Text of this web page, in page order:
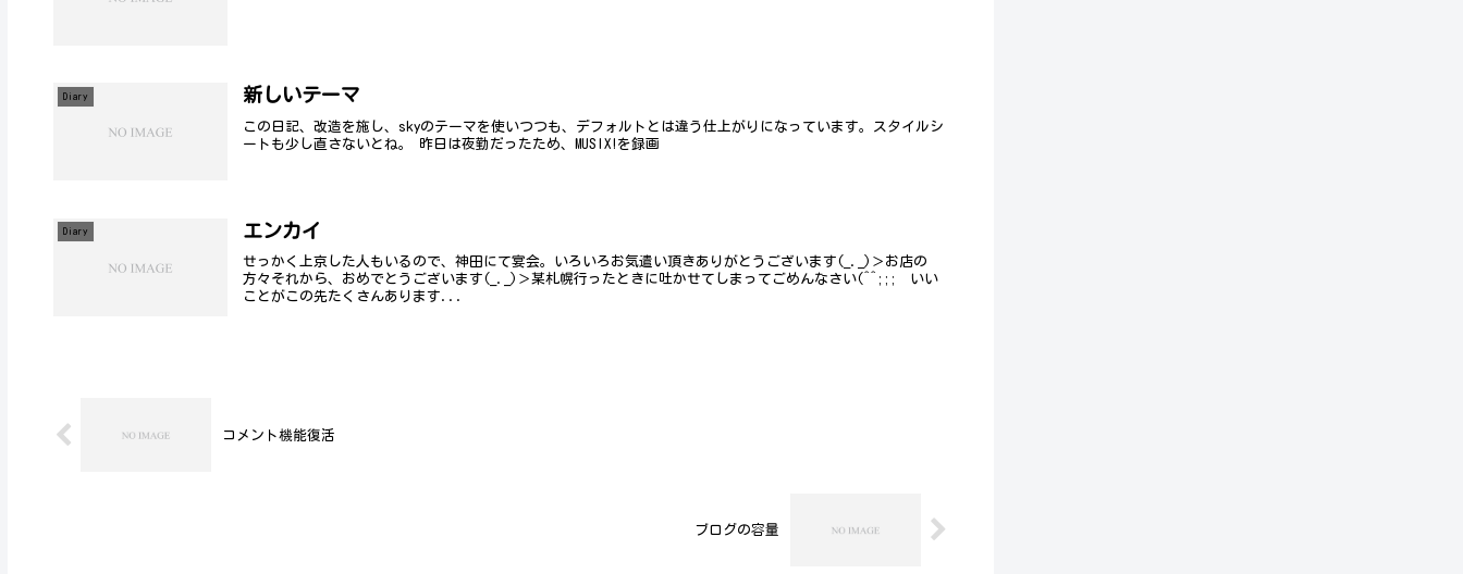
Diary 新しいテーマ
この日記、改造を施し、skyのテーマを使いつつも、デフォルトとは違う仕上がりになっています。スタイルシ
ートも少し直さないとね。 昨日は夜勤だったため、MUSIX!を録画
Diary エンカイ
せっかく上京した人もいるので、神田にて宴会。いろいろお気遣い頂きありがとうございます(_._)＞お店の
方々それから、おめでとうございます(_._)＞某札幌行ったときに吐かせてしまってごめんなさい(^^;;; いい
ことがこの先たくさんあります...
コメント機能復活
ブログの容量